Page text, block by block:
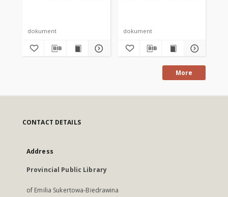
dokument dokument
More
CONTACT DETAILS
Address
Provincial Public Library
of Emilia Sukertowa-Biedrawina